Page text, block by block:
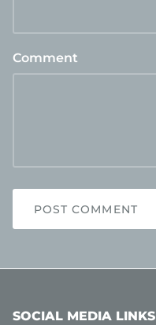
Comment
POST COMMENT
SOCIAL MEDIA LINKS